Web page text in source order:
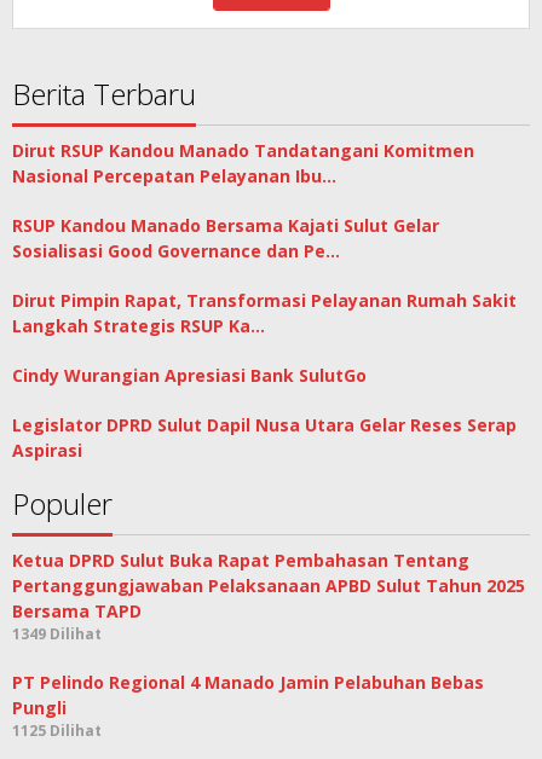
Berita Terbaru
Dirut RSUP Kandou Manado Tandatangani Komitmen
Nasional Percepatan Pelayanan Ibu…
RSUP Kandou Manado Bersama Kajati Sulut Gelar
Sosialisasi Good Governance dan Pe…
Dirut Pimpin Rapat, Transformasi Pelayanan Rumah Sakit
Langkah Strategis RSUP Ka…
Cindy Wurangian Apresiasi Bank SulutGo
Legislator DPRD Sulut Dapil Nusa Utara Gelar Reses Serap
Aspirasi
Populer
Ketua DPRD Sulut Buka Rapat Pembahasan Tentang
Pertanggungjawaban Pelaksanaan APBD Sulut Tahun 2025
Bersama TAPD
1349 Dilihat
PT Pelindo Regional 4 Manado Jamin Pelabuhan Bebas
Pungli
1125 Dilihat